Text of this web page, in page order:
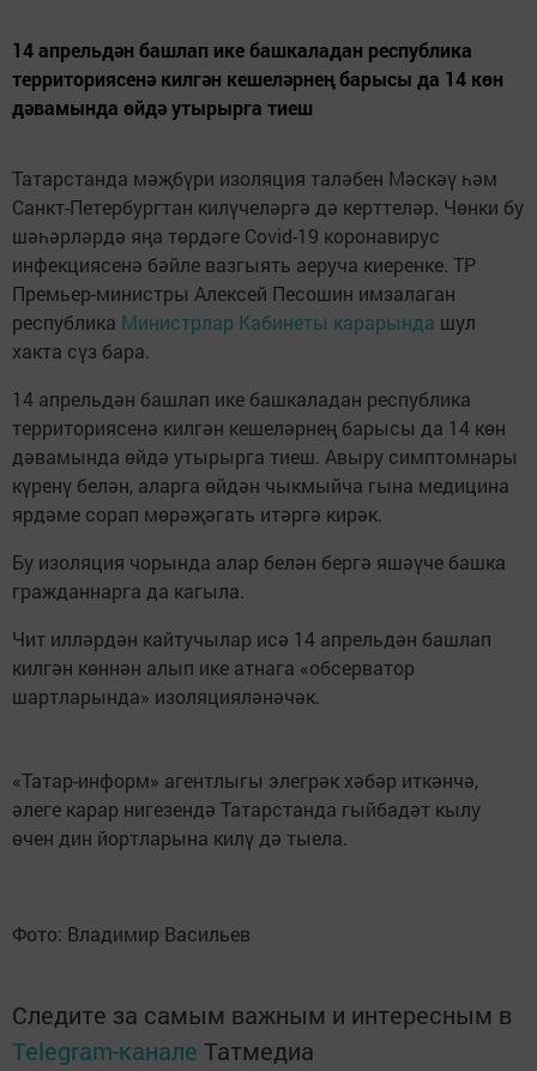
14 апрельдән башлап ике башкаладан республика
территориясенә килгән кешеләрнең барысы да 14 көн
дәвамында өйдә утырырга тиеш
Татарстанда мәҗбүри изоляция таләбен Мәскәү һәм
Санкт-Петербургтан килүчеләргә дә керттеләр. Чөнки бу
шәһәрләрдә яңа төрдәге Covid-19 коронавирус
инфекциясенә бәйле вазгыять аеруча киеренке. ТР
Премьер-министры Алексей Песошин имзалаган
республика Министрлар Кабинеты карарында шул
хакта сүз бара.
14 апрельдән башлап ике башкаладан республика
территориясенә килгән кешеләрнең барысы да 14 көн
дәвамында өйдә утырырга тиеш. Авыру симптомнары
күренү белән, аларга өйдән чыкмыйча гына медицина
ярдәме сорап мөрәҗәгать итәргә кирәк.
Бу изоляция чорында алар белән бергә яшәүче башка
гражданнарга да кагыла.
Чит илләрдән кайтучылар исә 14 апрельдән башлап
килгән көннән алып ике атнага «обсерватор
шартларында» изоляцияләнәчәк.
«Татар-информ» агентлыгы элегрәк хәбәр иткәнчә,
әлеге карар нигезендә Татарстанда гыйбадәт кылу
өчен дин йортларына килү дә тыела.
Фото: Владимир Васильев
Следите за самым важным и интересным в
Telegram-канале Татмедиа